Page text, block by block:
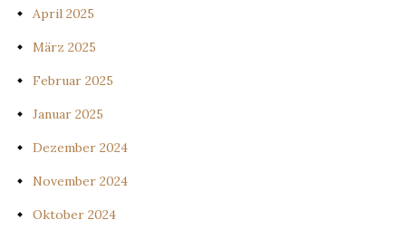
April 2025
März 2025
Februar 2025
Januar 2025
Dezember 2024
November 2024
Oktober 2024